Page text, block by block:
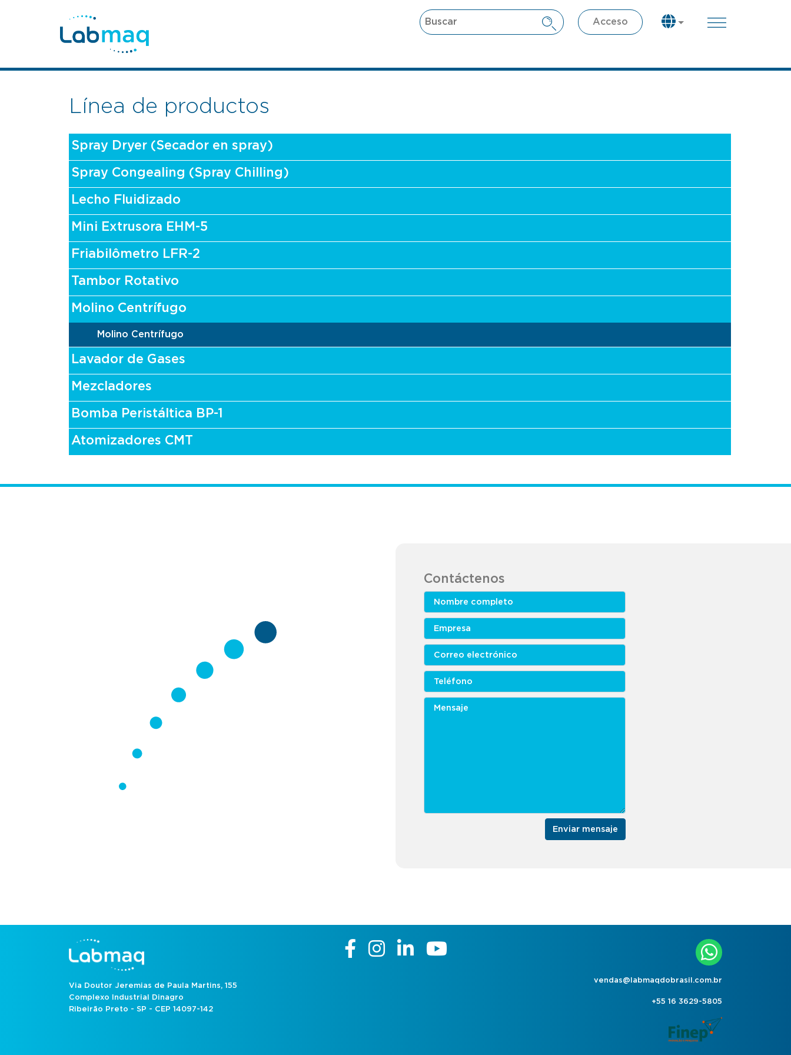
Acceso
Línea de productos
Spray Dryer (Secador en spray)
Spray Congealing (Spray Chilling)
Lecho Fluidizado
Mini Extrusora EHM-5
Friabilômetro LFR-2
Tambor Rotativo
Molino Centrífugo
Molino Centrífugo
Lavador de Gases
Mezcladores
Bomba Peristáltica BP-1
Atomizadores CMT
Contáctenos
Enviar mensaje
vendas@labmaqdobrasil.com.br
+55 16 3629-5805
Via Doutor Jeremias de Paula Martins, 155
Complexo Industrial Dinagro
Ribeirão Preto - SP - CEP 14097-142